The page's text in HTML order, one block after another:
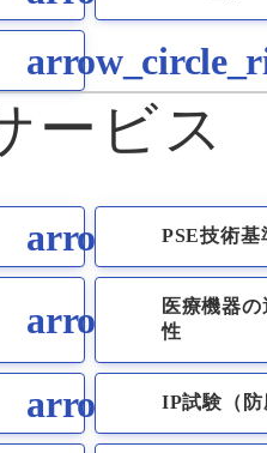
ービス
PSE技術基
医療機器
性
IP試験（防